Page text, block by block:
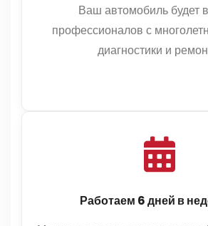
Ваш автомобиль будет
профессионалов с
диагностики и
Работаем 6 дней в